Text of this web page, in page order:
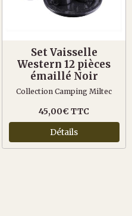
Set Vaisselle
Western 12 pièces
émaillé Noir
Collection Camping Miltec
45,00€ TTC
Détails